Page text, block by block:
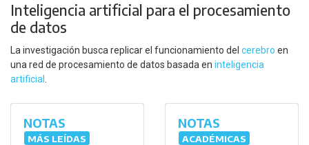
Inteligencia artificial para el procesamiento
de datos
La investigación busca replicar el funcionamiento del cerebro en
una red de procesamiento de datos basada en inteligencia
artificial
NOTAS
MÁS LEÍDAS
NOTAS
ACADÉMICAS